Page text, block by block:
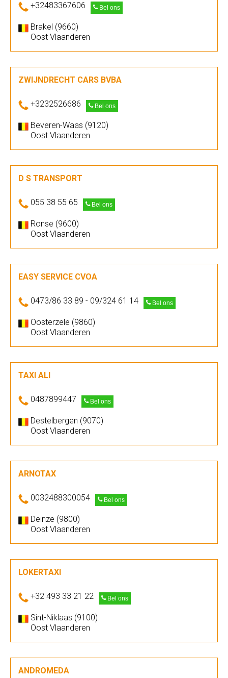
+32483367606 Bel ons
Brakel (9660)
Oost Vlaanderen
ZWIJNDRECHT CARS BVBA
+3232526686 Bel ons
Beveren-Waas (9120)
Oost Vlaanderen
D S TRANSPORT
055 38 55 65 Bel ons
Ronse (9600)
Oost Vlaanderen
EASY SERVICE CVOA
0473/86 33 89 - 09/324 61 14 Bel ons
Oosterzele (9860)
Oost Vlaanderen
TAXI ALI
0487899447 Bel ons
Destelbergen (9070)
Oost Vlaanderen
ARNOTAX
0032488300054 Bel ons
Deinze (9800)
Oost Vlaanderen
LOKERTAXI
+32 493 33 21 22 Bel ons
Sint-Niklaas (9100)
Oost Vlaanderen
ANDROMEDA